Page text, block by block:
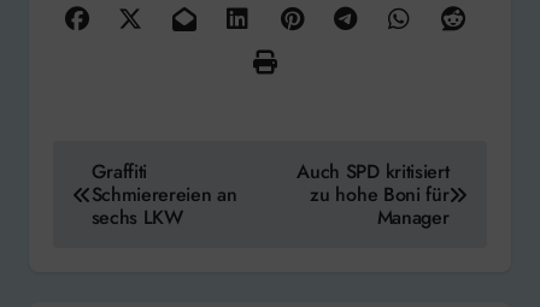
Beitragsnavigation
Graffiti
Schmierereien an
sechs LKW
Auch SPD kritisiert
zu hohe Boni für
Manager